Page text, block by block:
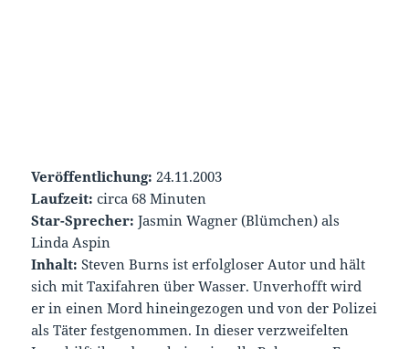
Veröffentlichung: 24.11.2003
Laufzeit: circa 68 Minuten
Star-Sprecher:Jasmin Wagner (Blümchen) als
Linda Aspin
Inhalt: Steven Burns ist erfolgloser Autor und hält
sich mit Taxifahren über Wasser. Unverhofft wird
er in einen Mord hineingezogen und von der Polizei
als Täter festgenommen. In dieser verzweifelten